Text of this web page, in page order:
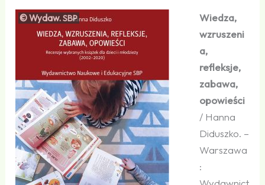
© Wydaw.SBP
Wiedza,
wzruszeni
a,
refleksje,
zabawa,
opowieści
/ Hanna
Diduszko. –
Warszawa
: